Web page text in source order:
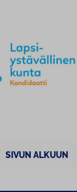
SIVUN ALKUUN